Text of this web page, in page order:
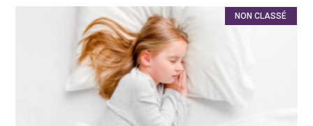
NON CLASSÉ